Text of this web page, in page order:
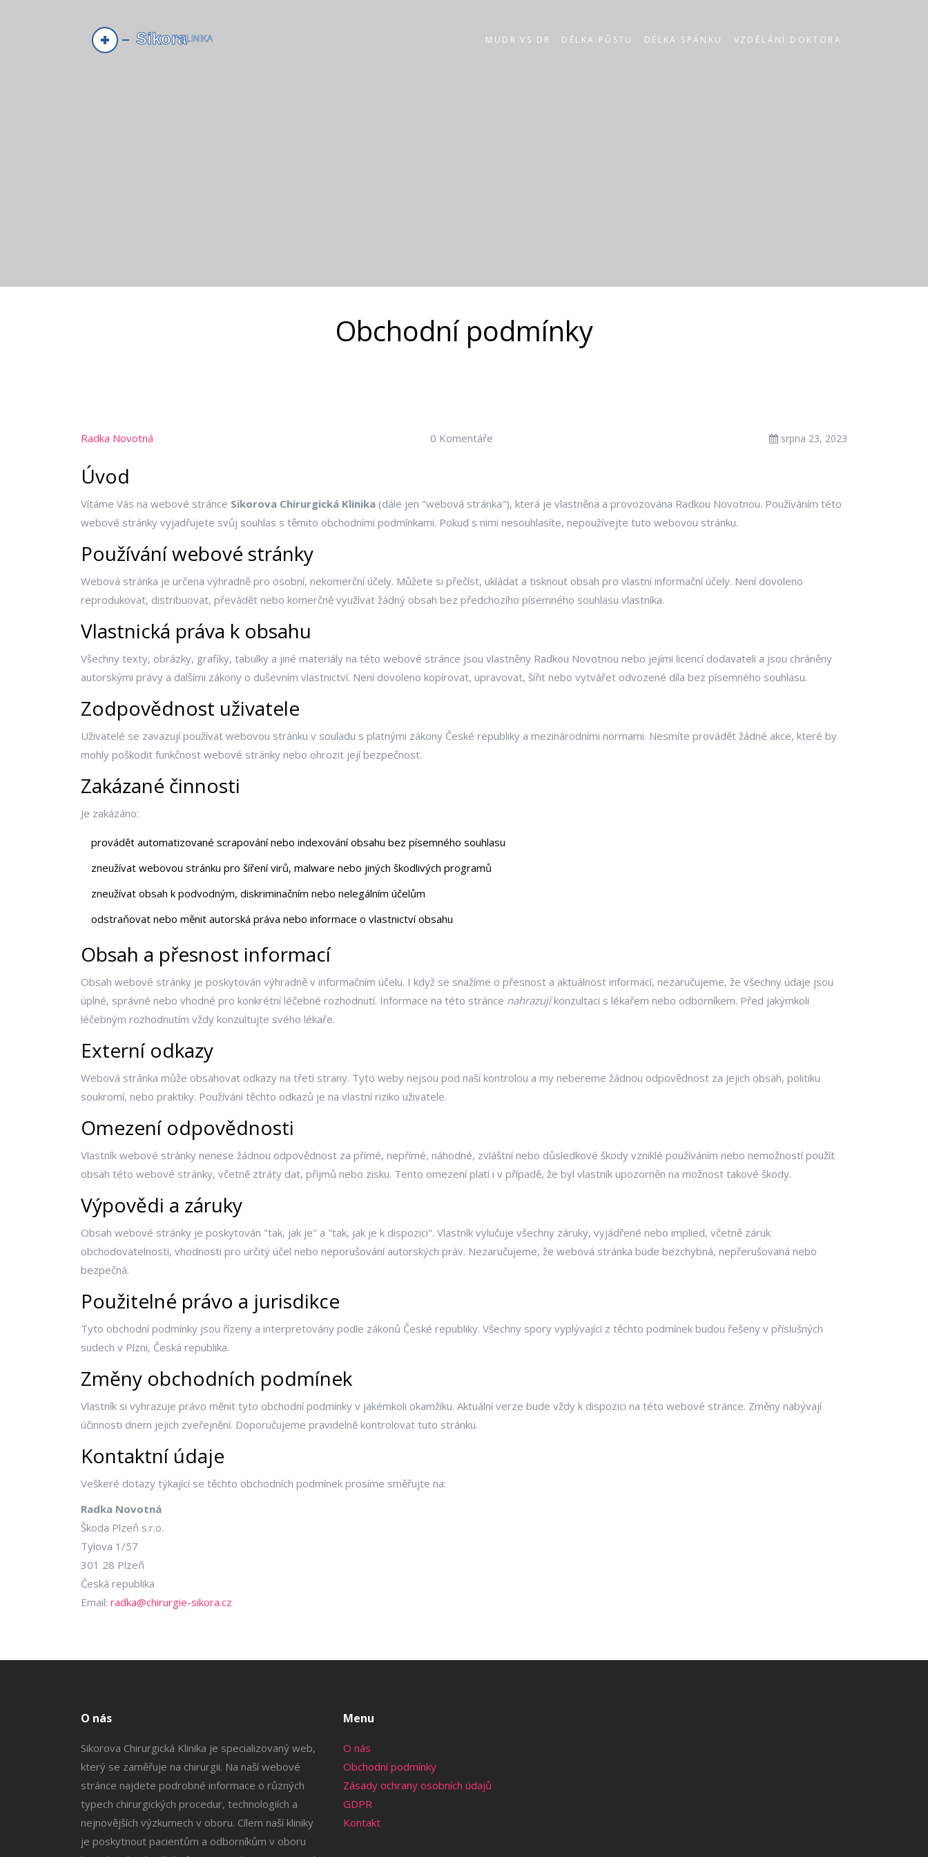
MUDR VS DR DÉLKA PŮSTU DÉLKA SPÁNKU VZDĚLÁNÍ DOKTORA
Obchodní podmínky
Radka Novotná 0 Komentáře srpna 23, 2023
Úvod
Vítáme Vás na webové stránce Sikorova Chirurgická Klinika (dále jen "webová stránka"), která je vlastněna a provozována Radkou Novotnou. Používáním této
webové stránky vyjadřujete svůj souhlas s těmito obchodními podmínkami. Pokud s nimi nesouhlasíte, nepoužívejte tuto webovou stránku.
Používání webové stránky
Webová stránka je určena výhradně pro osobní, nekomerční účely. Můžete si přečíst, ukládat a tisknout obsah pro vlastní informační účely. Není dovoleno
reprodukovat, distribuovat, převádět nebo komerčně využívat žádný obsah bez předchozího písemného souhlasu vlastníka.
Vlastnická práva k obsahu
Všechny texty, obrázky, grafiky, tabulky a jiné materiály na této webové stránce jsou vlastněny Radkou Novotnou nebo jejími licencí dodavateli a jsou chráněny
autorskými právy a dalšími zákony o duševním vlastnictví. Není dovoleno kopírovat, upravovat, šířit nebo vytvářet odvozené díla bez písemného souhlasu.
Zodpovědnost uživatele
Uživatelé se zavazují používat webovou stránku v souladu s platnými zákony České republiky a mezinárodními normami. Nesmíte provádět žádné akce, které by
mohly poškodit funkčnost webové stránky nebo ohrozit její bezpečnost.
Zakázané činnosti
Je zakázáno:
provádět automatizované scrapování nebo indexování obsahu bez písemného souhlasu
zneužívat webovou stránku pro šíření virů, malware nebo jiných škodlivých programů
zneužívat obsah k podvodným, diskriminačním nebo nelegálním účelům
odstraňovat nebo měnit autorská práva nebo informace o vlastnictví obsahu
Obsah a přesnost informací
Obsah webové stránky je poskytován výhradně v informačním účelu. I když se snažíme o přesnost a aktuálnost informací, nezaručujeme, že všechny údaje jsou
úplné, správné nebo vhodné pro konkrétní léčebné rozhodnutí. Informace na této stránce nahrazujíkonzultaci s lékařem nebo odborníkem. Před jakýmkoli
léčebným rozhodnutím vždy konzultujte svého lékaře.
Externí odkazy
Webová stránka může obsahovat odkazy na třetí strany. Tyto weby nejsou pod naší kontrolou a my nebereme žádnou odpovědnost za jejich obsah, politiku
soukromí, nebo praktiky. Používání těchto odkazů je na vlastní riziko uživatele.
Omezení odpovědnosti
Vlastník webové stránky nenese žádnou odpovědnost za přímé, nepřímé, náhodné, zvláštní nebo důsledkové škody vzniklé používáním nebo nemožností použít
obsah této webové stránky, včetně ztráty dat, příjmů nebo zisku. Tento omezení platí i v případě, že byl vlastník upozorněn na možnost takové škody.
Výpovědi a záruky
Obsah webové stránky je poskytován "tak, jak je" a "tak, jak je k dispozici". Vlastník vylučuje všechny záruky, vyjádřené nebo implied, včetně záruk
obchodovatelnosti, vhodnosti pro určitý účel nebo neporušování autorských práv. Nezaručujeme, že webová stránka bude bezchybná, nepřerušovaná nebo
bezpečná.
Použitelné právo a jurisdikce
Tyto obchodní podmínky jsou řízeny a interpretovány podle zákonů České republiky. Všechny spory vyplývající z těchto podmínek budou řešeny v příslušných
sudech v Plzni, Česká republika.
Změny obchodních podmínek
Vlastník si vyhrazuje právo měnit tyto obchodní podmínky v jakémkoli okamžiku. Aktuální verze bude vždy k dispozici na této webové stránce. Změny nabývají
účinnosti dnem jejich zveřejnění. Doporučujeme pravidelně kontrolovat tuto stránku.
Kontaktní údaje
Veškeré dotazy týkající se těchto obchodních podmínek prosíme směřujte na:
Radka Novotná
Škoda Plzeň s.r.o.
Tylova 1/57
301 28 Plzeň
Česká republika
Email: radka@chirurgie-sikora.cz
O nás
Sikorova Chirurgická Klinika je specializovaný web,
který se zaměřuje na chirurgii. Na naší webové
stránce najdete podrobné informace o různých
typech chirurgických procedur, technologiích a
nejnovějších výzkumech v oboru. Cílem naší kliniky
je poskytnout pacientům a odborníkům v oboru
Menu
O nás
Obchodní podmínky
Zásady ochrany osobních údajů
GDPR
Kontakt